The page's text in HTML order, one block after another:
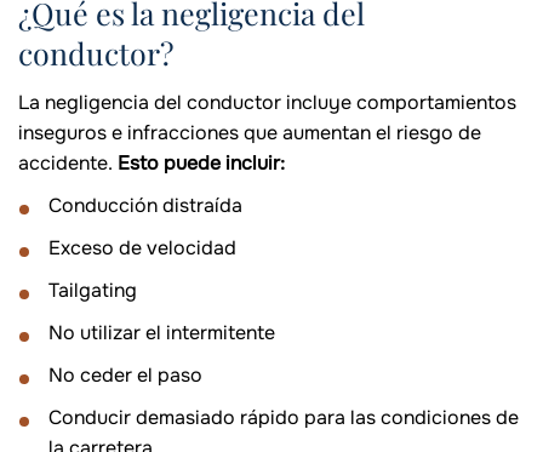
¿Qué es la negligencia del
conductor?
La negligencia del conductor incluye comportamientos
inseguros e infracciones que aumentan el riesgo de
accidente. Esto puede incluir:
Conducción distraída
Exceso de velocidad
Tailgating
No utilizar el intermitente
No ceder el paso
Conducir demasiado rápido para las condiciones de